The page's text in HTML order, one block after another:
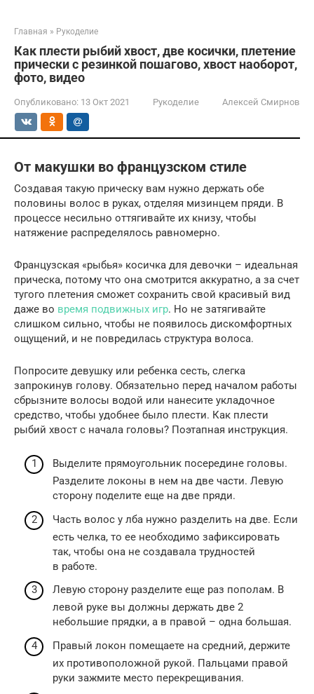
Главная » Рукоделие
Как плести рыбий хвост, две косички, плетение
прически с резинкой пошагово, хвост наоборот,
фото, видео
Опубликовано: 13 Окт 2021 Рукоделие Алексей Смирнов
От макушки во французском стиле
Создавая такую прическу вам нужно держать обе
половины волос в руках, отделяя мизинцем пряди. В
процессе несильно оттягивайте их книзу, чтобы
натяжение распределялось равномерно.
Французская «рыбья» косичка для девочки – идеальная
прическа, потому что она смотрится аккуратно, а за счет
тугого плетения сможет сохранить свой красивый вид
даже во время подвижных игр. Но не затягивайте
слишком сильно, чтобы не появилось дискомфортных
ощущений, и не повредилась структура волоса.
Попросите девушку или ребенка сесть, слегка
запрокинув голову. Обязательно перед началом работы
сбрызните волосы водой или нанесите укладочное
средство, чтобы удобнее было плести. Как плести
рыбий хвост с начала головы? Поэтапная инструкция.
Выделите прямоугольник посередине головы.
Разделите локоны в нем на две части. Левую
сторону поделите еще на две пряди.
Часть волос у лба нужно разделить на две. Если
есть челка, то ее необходимо зафиксировать
так, чтобы она не создавала трудностей
в работе.
Левую сторону разделите еще раз пополам. В
левой руке вы должны держать две 2
небольшие прядки, а в правой – одна большая.
Правый локон помещаете на средний, держите
их противоположной рукой. Пальцами правой
руки зажмите место перекрещивания.